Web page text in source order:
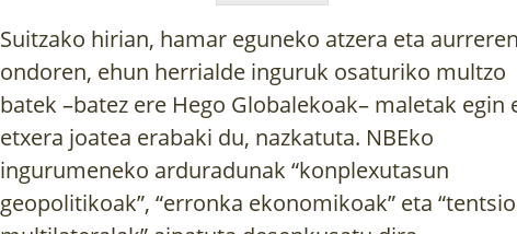
Suitzako hirian, hamar eguneko atzera eta aurreren
ondoren, ehun herrialde inguruk osaturiko multzo
batek –batez ere Hego Globalekoak– maletak egin
etxera joatea erabaki du, nazkatuta. NBEko
ingurumeneko arduradunak “konplexutasun
geopolitikoak”, “erronka ekonomikoak” eta “tentsio